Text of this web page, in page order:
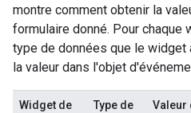
montre comment obtenir la
formulaire donné. Pour chaque
type de données que le widget
la valeur dans l'objet
Widget de
Type de
Valeur